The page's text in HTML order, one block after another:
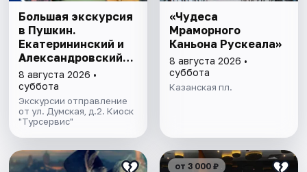
Большая экскурсия
в Пушкин.
Екатерининский и
Александровский
дворцы
8 августа 2026 •
суббота
Экскурсии отправление
от ул. Думская, д.2. Киоск
"Турсервис"
«Чудеса
Мраморного
Каньона Рускеала»
8 августа 2026 •
суббота
Казанская пл.
от 3 000 ₽